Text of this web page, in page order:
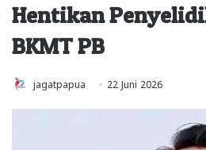
Hentikan
BKMT PB
jagatpapua 22 Juni 2026